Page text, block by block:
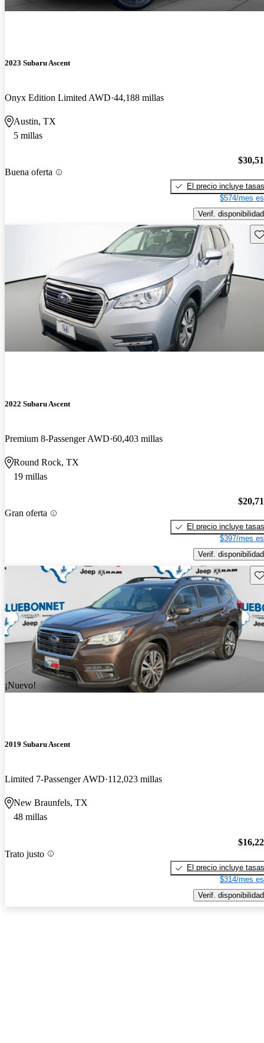
2023 Subaru Ascent
Onyx Edition Limited AWD 44,188 millas
Austin, TX
5 millas
Buena oferta
El precio incluye tasas
$574/mes
Verif. disponibilidad
2022 Subaru Ascent
Premium 8-Passenger AWD 60,403 millas
Round Rock, TX
19 millas
Gran oferta
El precio incluye tasas
$397/mes
Verif. disponibilidad
¡Nuevo!
2019 Subaru Ascent
Limited 7-Passenger AWD 112,023 millas
New Braunfels, TX
48 millas
Trato justo
El precio incluye tasas
$314/mes
Verif. disponibilidad